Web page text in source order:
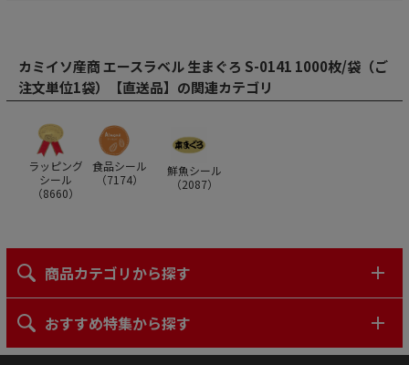
カミイソ産商 エースラベル 生まぐろ S-0141 1000枚/袋（ご
注文単位1袋）【直送品】の関連カテゴリ
ラッピング
シール
（8660）
食品シール
（7174）
鮮魚シール
（2087）
商品カテゴリから探す
おすすめ特集から探す